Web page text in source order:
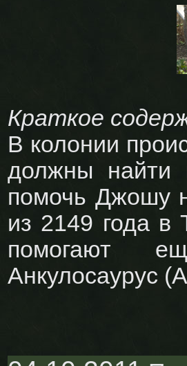
Краткое
В колонии
должны найти
помочь Джошу
из 2149 года
помогают
Анкулосаурус